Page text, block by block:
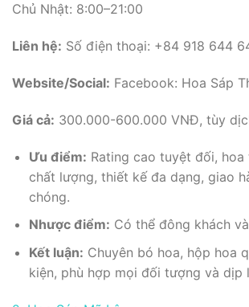
Chủ Nhật: 8:00–21:00
Liên hệ: Số điện thoại: +84 918 644
Website/Social: Facebook: Hoa Sáp
Giá cả: 300.000-600.000 VNĐ, tùy
Ưu điểm: Rating cao tuyệt đối, hoa
chất lượng, thiết kế đa dạng, giao
chóng.
Nhược điểm: Có thể đông khách
Kết luận: Chuyên bó hoa, hộp hoa
kiện, phù hợp mọi đối tượng và dịp